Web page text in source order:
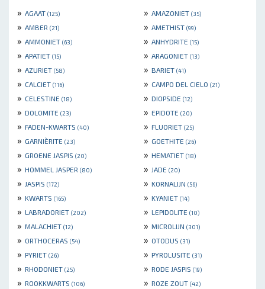
» AGAAT (125) » AMAZONIET (35)
» AMBER (21) » AMETHIST (99)
» AMMONIET (63) » ANHYDRITE (15)
» APATIET (15) » ARAGONIET (13)
» AZURIET (58) » BARIET (41)
» CALCIET (116) » CAMPO DEL CIELO (21)
» CELESTINE (18) » DIOPSIDE (12)
» DOLOMITE (23) » EPIDOTE (20)
» FADEN-KWARTS (40) » FLUORIET (25)
» GARNIÈRITE (23) » GOETHITE (26)
» GROENE JASPIS (20) » HEMATIET (18)
» HOMMEL JASPER (80) » JADE (20)
» JASPIS (172) » KORNALIJN (56)
» KWARTS (165) » KYANIET (14)
» LABRADORIET (202) » LEPIDOLITE (10)
» MALACHIET (12) » MICROLIJN (301)
» ORTHOCERAS (54) » OTODUS (31)
» PYRIET (26) » PYROLUSITE (31)
» RHODONIET (25) » RODE JASPIS (19)
» ROOKKWARTS (106) » ROZE ZOUT (42)